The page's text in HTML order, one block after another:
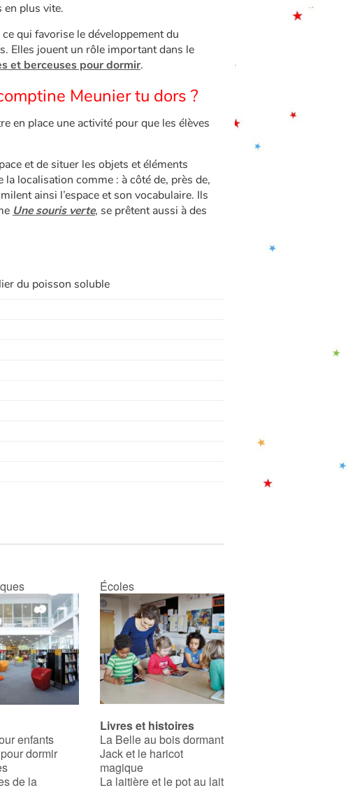
en plus vite.
qui favorise le développement du
Elles jouent un rôle important dans le
et berceuses pour dormir.
Meunier tu dors ?
en place une activité pour que les élèves
et de situer les objets et éléments
la localisation comme : à côté de, près de,
ainsi l’espace et son vocabulaire. Ils
Une souris verte, se prêtent aussi à des
du poisson soluble
Écoles
enfants
dormir
de la
Livres et histoires
La Belle au bois dormant
Jack et le haricot
magique
La laitière et le pot au lait